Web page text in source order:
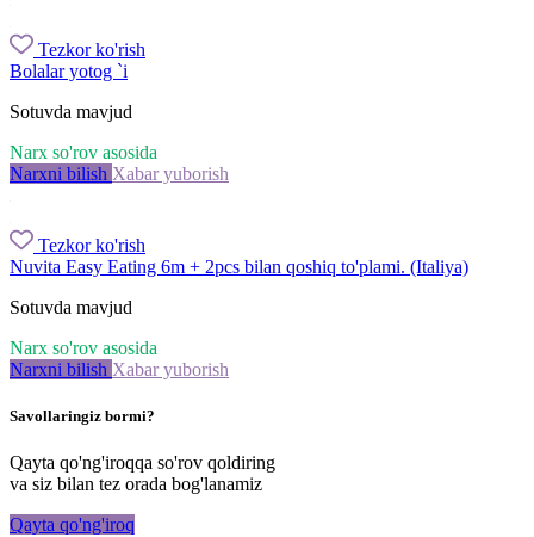
Tezkor ko'rish
Bolalar yotog `i
Sotuvda mavjud
Narx so'rov asosida
Narxni bilish Xabar yuborish
Tezkor ko'rish
Nuvita Easy Eating 6m + 2pcs bilan qoshiq to'plami. (Italiya)
Sotuvda mavjud
Narx so'rov asosida
Narxni bilish Xabar yuborish
Savollaringiz bormi?
Qayta qo'ng'iroqqa so'rov qoldiring
va siz bilan tez orada bog'lanamiz
Qayta qo'ng'iroq